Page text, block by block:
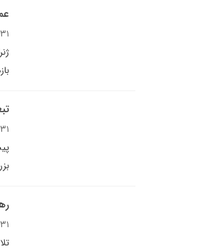
۳۱ شهریور ۱۳۸۶
۳۱ شهریور ۱۳۸۶
۳۱ شهریور ۱۳۸۶